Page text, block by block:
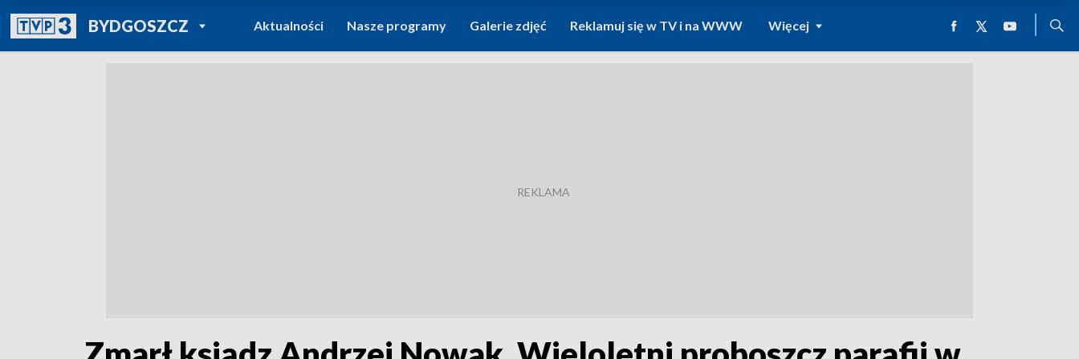
BYDGOSZCZPOWRÓT DO
TVP REGIONY
Aktualności Nasze programy Galerie zdjęć Reklamuj się w TV i na WWW Więcej